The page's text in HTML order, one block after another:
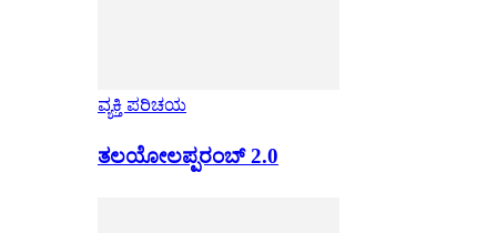
ವ್ಯಕ್ತಿ ಪರಿಚಯ
ತಲಯೋಲಪ್ಪರಂಬ್ 2.0